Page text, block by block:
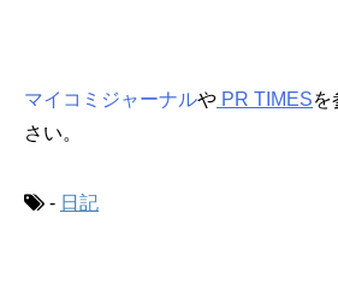
マイコミジャーナルや PR TIMESを
さい。
- 日記